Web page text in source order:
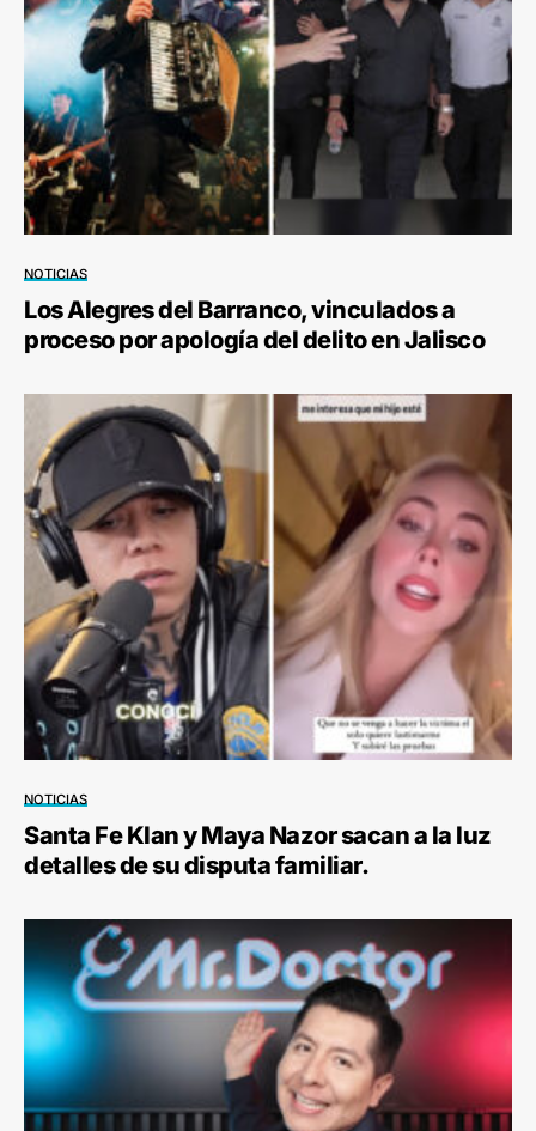
NOTICIAS
Los Alegres del Barranco, vinculados a
proceso por apología del delito en Jalisco
NOTICIAS
Santa Fe Klan y Maya Nazor sacan a la luz
detalles de su disputa familiar.